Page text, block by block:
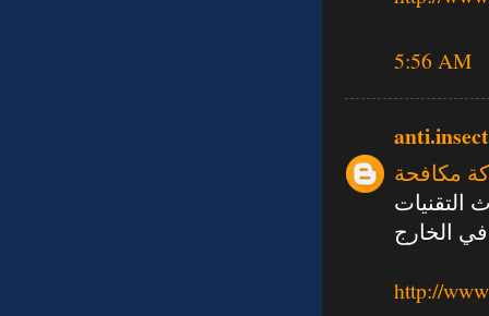
5:56 AM
مكافحة
التقنيات
الخارج
http://